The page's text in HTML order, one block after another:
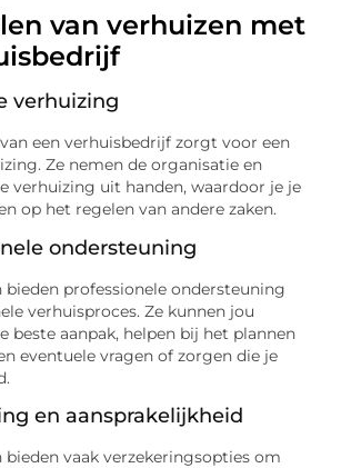
van verhuizen met
verhuizing
een verhuisbedrijf zorgt voor een
Ze nemen de organisatie en
verhuizing uit handen, waardoor je je
op het regelen van andere zaken.
ondersteuning
bieden professionele ondersteuning
verhuisproces. Ze kunnen jou
beste aanpak, helpen bij het plannen
eventuele vragen of zorgen die je
en aansprakelijkheid
bieden vaak verzekeringsopties om